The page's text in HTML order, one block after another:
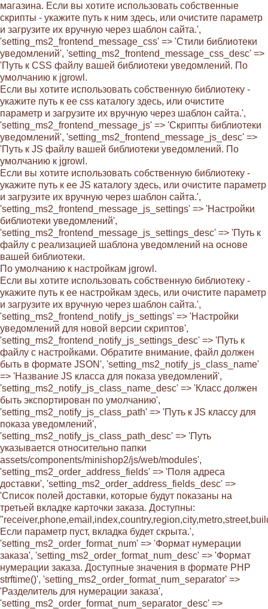
магазина. Если вы хотите использовать собственные
скрипты - укажите путь к ним здесь, или очистите параметр
и загрузите их вручную через шаблон сайта.',
'setting_ms2_frontend_message_css' => 'Стили библиотеки
уведомлений', 'setting_ms2_frontend_message_css_desc' =>
'Путь к CSS файлу вашей библиотеки уведомлений. По
умолчанию к jgrowl.
Если вы хотите использовать собственную библиотеку -
укажите путь к ее css каталогу здесь, или очистите
параметр и загрузите их вручную через шаблон сайта.',
'setting_ms2_frontend_message_js' => 'Скрипты библиотеки
уведомлений', 'setting_ms2_frontend_message_js_desc' =>
'Путь к JS файлу вашей библиотеки уведомлений. По
умолчанию к jgrowl.
Если вы хотите использовать собственную библиотеку -
укажите путь к ее JS каталогу здесь, или очистите параметр
и загрузите их вручную через шаблон сайта.',
'setting_ms2_frontend_message_js_settings' => 'Настройки
библиотеки уведомлений',
'setting_ms2_frontend_message_js_settings_desc' => 'Путь к
файлу с реализацией шаблона уведомлений на основе
вашей библиотеки.
По умолчанию к настройкам jgrowl.
Если вы хотите использовать собственную библиотеку -
укажите путь к ее настройкам здесь, или очистите параметр
и загрузите их вручную через шаблон сайта.',
'setting_ms2_frontend_notify_js_settings' => 'Настройки
уведомлений для новой версии скриптов',
'setting_ms2_frontend_notify_js_settings_desc' => 'Путь к
файлу с настройками. Обратите внимание, файл должен
быть в формате JSON', 'setting_ms2_notify_js_class_name'
=> 'Название JS класса для показа уведомлений',
'setting_ms2_notify_js_class_name_desc' => 'Класс должен
быть экспортирован по умолчанию',
'setting_ms2_notify_js_class_path' => 'Путь к JS классу для
показа уведомлений',
'setting_ms2_notify_js_class_path_desc' => 'Путь
указывается относительно папки
assets/components/minishop2/js/web/modules',
'setting_ms2_order_address_fields' => 'Поля адреса
доставки', 'setting_ms2_order_address_fields_desc' =>
'Список полей доставки, которые будут показаны на
третьей вкладке карточки заказа. Доступны:
Если параметр пуст, вкладка будет скрыта.',
'setting_ms2_order_format_num' => 'Формат нумерации
заказа', 'setting_ms2_order_format_num_desc' => 'Формат
нумерации заказа. Доступные значения в формате PHP
strftime()', 'setting_ms2_order_format_num_separator' =>
'Разделитель для нумерации заказа',
'setting_ms2_order_format_num_separator_desc' =>